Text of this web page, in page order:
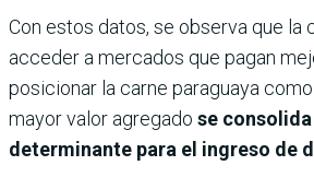
Con estos datos, se observa que la
acceder a mercados que pagan
posicionar la carne paraguaya
mayor valor agregado se
determinante para el ingreso de